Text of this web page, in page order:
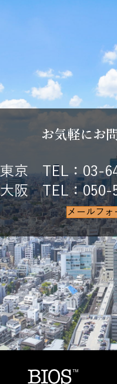
お気軽にお
東京 TEL：03-
大阪 TEL：050-
メールフォ